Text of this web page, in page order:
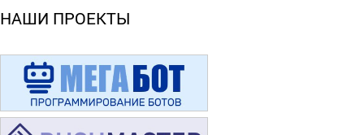
НАШИ ПРОЕКТЫ